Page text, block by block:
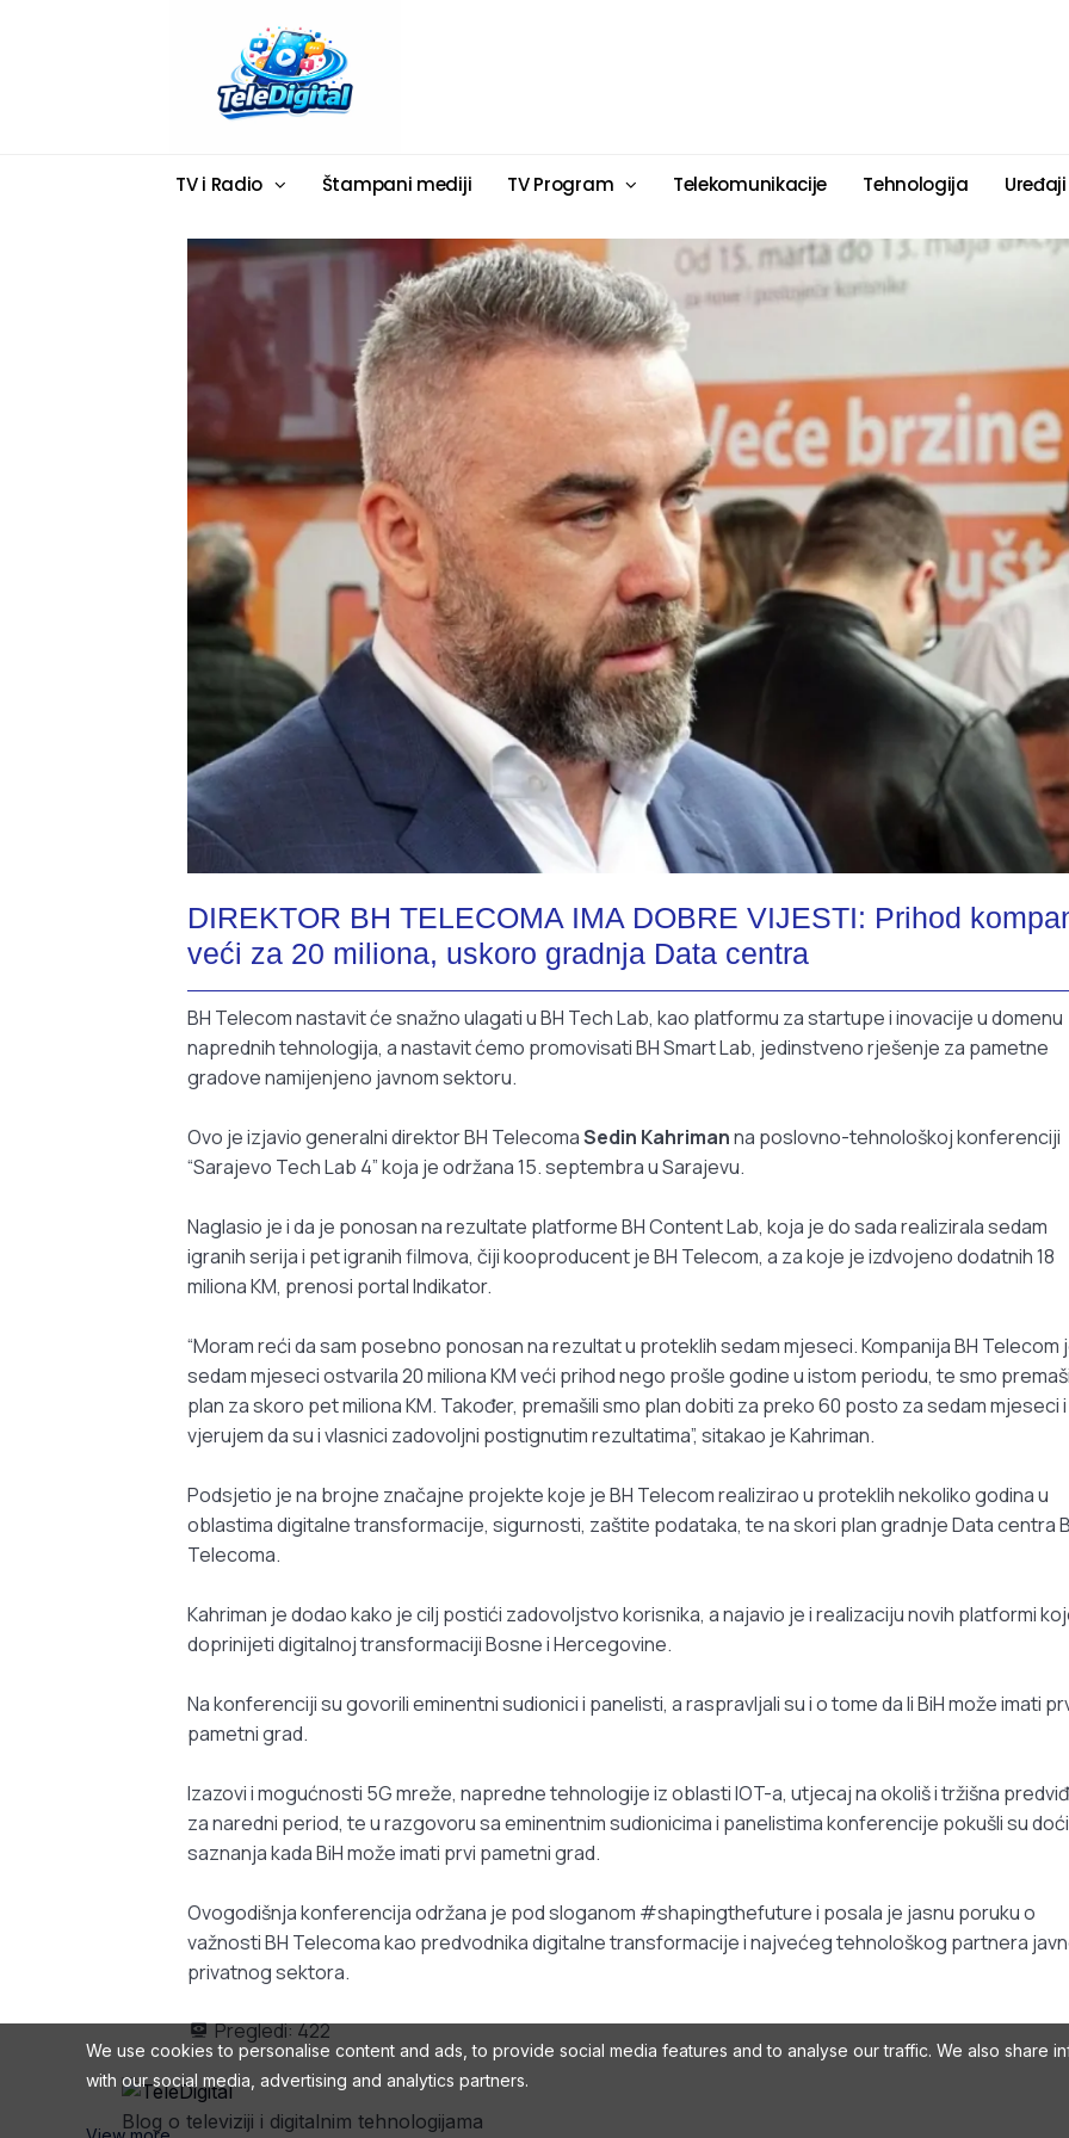
TV i Radio Štampani mediji TV Program Telekomunikacije Tehnologija Uređaji
DIREKTOR BH TELECOMA IMA DOBRE VIJESTI: Prihod
veći za 20 miliona, uskoro gradnja Data centra
BH Telecom nastavit će snažno ulagati u BH Tech Lab, kao platformu za startupe i inovacije u domenu
naprednih tehnologija, a nastavit ćemo promovisati BH Smart Lab, jedinstveno rješenje za pametne
gradove namijenjeno javnom sektoru.
Ovo je izjavio generalni direktor BH TelecomaSedin Kahrimanna poslovno-tehnološkoj konferenciji
“Sarajevo Tech Lab 4” koja je održana 15. septembra u Sarajevu.
Naglasio je i da je ponosan na rezultate platforme BH Content Lab, koja je do sada realizirala sedam
igranih serija i pet igranih filmova, čiji kooproducent je BH Telecom, a za koje je izdvojeno dodatnih 18
miliona KM, prenosi portal Indikator.
“Moram reći da sam posebno ponosan na rezultat u proteklih sedam mjeseci. Kompanija BH Telecom
sedam mjeseci ostvarila 20 miliona KM veći prihod nego prošle godine u istom periodu, te smo
plan za skoro pet miliona KM. Također, premašili smo plan dobiti za preko 60 posto za sedam mjeseci i
vjerujem da su i vlasnici zadovoljni postignutim rezultatima”, sitakao je Kahriman.
Podsjetio je na brojne značajne projekte koje je BH Telecom realizirao u proteklih nekoliko godina u
oblastima digitalne transformacije, sigurnosti, zaštite podataka, te na skori plan gradnje Data centra
Telecoma.
Kahriman je dodao kako je cilj postići zadovoljstvo korisnika, a najavio je i realizaciju novih platformi
doprinijeti digitalnoj transformaciji Bosne i Hercegovine.
Na konferenciji su govorili eminentni sudionici i panelisti, a raspravljali su i o tome da li BiH može imati
pametni grad.
Izazovi i mogućnosti 5G mreže, napredne tehnologije iz oblasti IOT-a, utjecaj na okoliš i tržišna
za naredni period, te u razgovoru sa eminentnim sudionicima i panelistima konferencije pokušli su
saznanja kada BiH može imati prvi pametni grad.
Ovogodišnja konferencija održana je pod sloganom #shapingthefuture i posala je jasnu poruku o
važnosti BH Telecoma kao predvodnika digitalne transformacije i najvećeg tehnološkog partnera
privatnog sektora.
Pregledi:422
Blog o televiziji i digitalnim tehnologijama
We use cookies to personalise content and ads, to provide social media features and to analyse our traffic. We also share
with our social media, advertising and analytics partners.